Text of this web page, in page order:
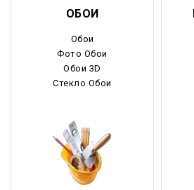
ОБОИ
Обои
Фото Обои
Обои 3D
Стекло Обои